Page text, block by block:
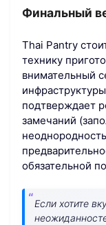
Финальный
Thai Pantry
технику
внимательный
подтверждает
замечаний
обязательной
Если хотите